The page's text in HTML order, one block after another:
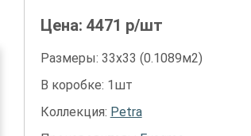
Цена: 4471 р/шт
Размеры: 33х33 (0.1089м2)
В коробке: 1шт
Коллекция: Petra